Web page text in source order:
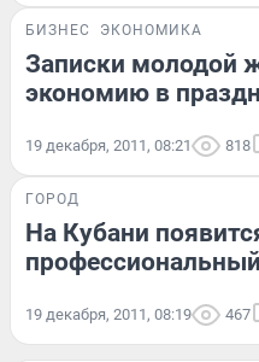
БИЗНЕС ЭКОНОМИКА
Записки молодой
экономию в
19 декабря, 2011, 08:21 818
ГОРОД
На Кубани
19 декабря, 2011, 08:19 467